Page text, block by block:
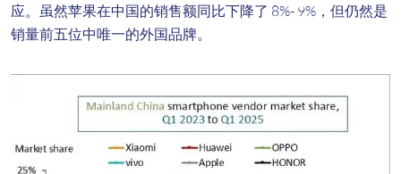
应。虽然苹果在中国的销售额同比下降了 8%- 9%，但仍然是
销量前五位中唯一的外国品牌。